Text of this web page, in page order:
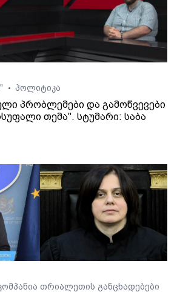
• პოლიტიკა
პრობლემები და გამოწვევები
თემა". სტუმარი: საბა
თრიალეთის განცხადებები